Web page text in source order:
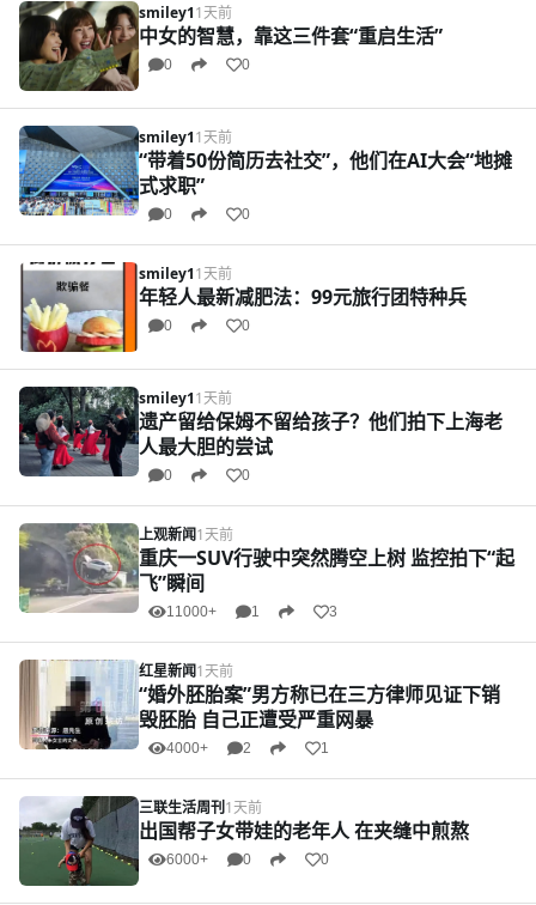
smiley11天前
中女的智慧，靠这三件套“重启生活”
0 0
smiley11天前
“带着50份简历去社交”，他们在AI大会“地摊
式求职”
0 0
smiley11天前
年轻人最新减肥法：99元旅行团特种兵
0 0
smiley11天前
遗产留给保姆不留给孩子？他们拍下上海老
人最大胆的尝试
0 0
上观新闻1天前
重庆一SUV行驶中突然腾空上树 监控拍下“起
飞”瞬间
11000+ 1 3
红星新闻1天前
“婚外胚胎案”男方称已在三方律师见证下销
毁胚胎 自己正遭受严重网暴
4000+ 2 1
三联生活周刊1天前
出国帮子女带娃的老年人 在夹缝中煎熬
6000+ 0 0